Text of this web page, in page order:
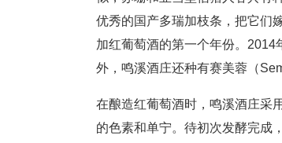
优秀的国产多瑞加枝条，把它们
加红葡萄酒的第一个年份。
外，鸣溪酒庄还种有赛美蓉（
在酿造红葡萄酒时，鸣溪酒庄采
的色素和单宁。待初次发酵完成